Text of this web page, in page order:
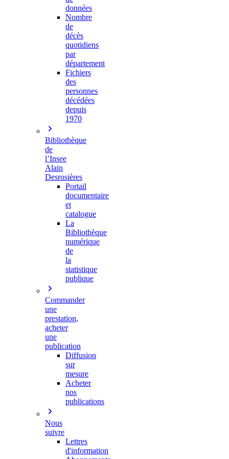
données
Nombre
de
décès
quotidiens
par
département
Fichiers
des
personnes
décédées
depuis
1970
Bibliothèque
de
l’Insee
Alain
Desrosières
Portail
documentaire
et
catalogue
La
Bibliothèque
numérique
de
la
statistique
publique
Commander
une
prestation,
acheter
une
publication
Diffusion
sur
mesure
Acheter
nos
publications
Nous
suivre
Lettres
d'information